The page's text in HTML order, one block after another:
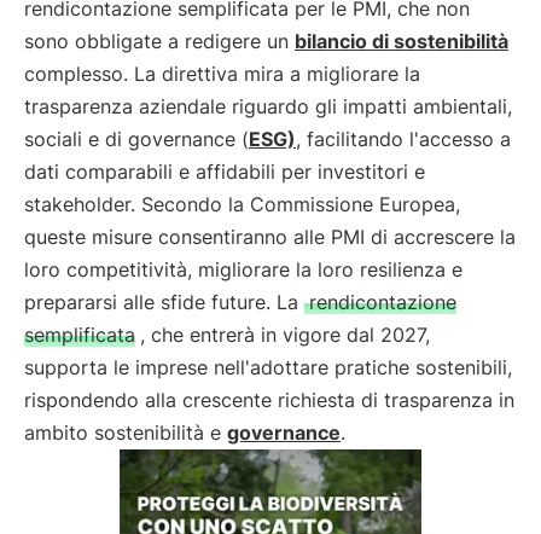
rendicontazione semplificata per le PMI, che non
sono obbligate a redigere un bilancio di sostenibilità
complesso. La direttiva mira a migliorare la
trasparenza aziendale riguardo gli impatti ambientali,
sociali e di governance (ESG), facilitando l'accesso a
dati comparabili e affidabili per investitori e
stakeholder. Secondo la Commissione Europea,
queste misure consentiranno alle PMI di accrescere la
loro competitività, migliorare la loro resilienza e
prepararsi alle sfide future. La rendicontazione
semplificata , che entrerà in vigore dal 2027,
supporta le imprese nell'adottare pratiche sostenibili,
rispondendo alla crescente richiesta di trasparenza in
ambito sostenibilità e governance.